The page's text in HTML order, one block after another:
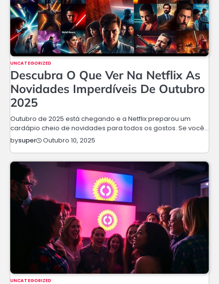
UNCATEGORIZED
Descubra O Que Ver Na Netflix As
Novidades Imperdíveis De Outubro
2025
Outubro de 2025 está chegando e a Netflix preparou um
cardápio cheio de novidades para todos os gostos. Se você…
bysuper Outubro 10, 2025
UNCATEGORIZED